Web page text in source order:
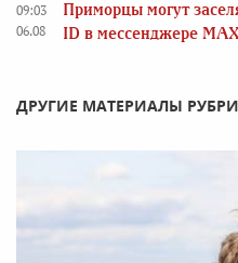
09:03
06.08
Приморцы могут
ID в мессенджере MAX
ДРУГИЕ МАТЕРИАЛЫ